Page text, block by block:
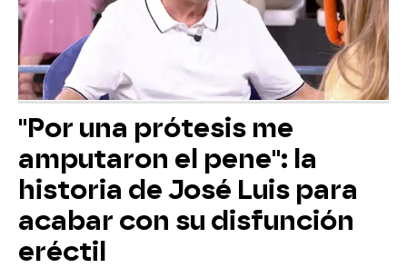
"Por una prótesis me
amputaron el pene": la
historia de José Luis para
acabar con su disfunción
eréctil